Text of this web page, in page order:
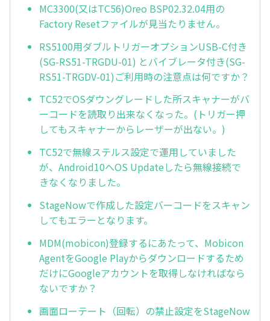
MC3300(又はTC56)Oreo BSP02.32.04用の
Factory Resetファイルが見当たりません。
RS5100用ダブルトリガーオプションUSB-C付き
(SG-RS51-TRGDU-01) とバイブレータ付き(SG-
RS51-TRGDV-01)ご利用時の注意点は何ですか？
TC52でOSダウングレードした所スキャナーがバ
ーコードを読取り出来なくなった。(トリガー押
してもスキャナーからレーザーが出ない。)
TC52で無線ステルス設定で運用していました
が、Android10へOS Updateしたら無線接続で
きなくなりました。
StageNowで作成した設定バーコードをスキャン
してもエラーとなります。
MDM(mobicon)登録するにあたって、Mobicon
AgentをGoogle Playからダウンロードするため
だけにGoogleアカウントを取得しなければなら
ないですか？
画面ローテート（回転）の禁止設定をStageNow